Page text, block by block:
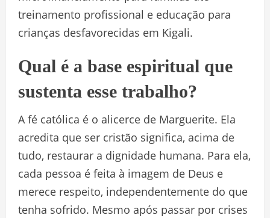
treinamento profissional e educação para
crianças desfavorecidas em Kigali.
Qual é a base espiritual que
sustenta esse trabalho?
A fé católica é o alicerce de Marguerite. Ela
acredita que ser cristão significa, acima de
tudo, restaurar a dignidade humana. Para ela,
cada pessoa é feita à imagem de Deus e
merece respeito, independentemente do que
tenha sofrido. Mesmo após passar por crises